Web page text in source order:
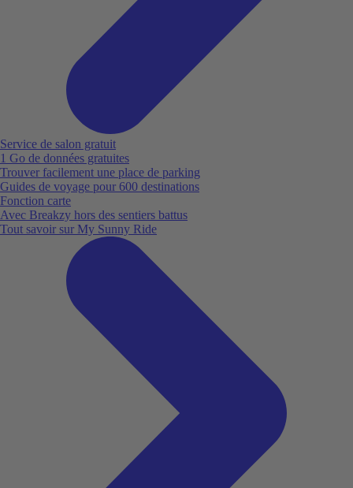
Service de salon gratuit
1 Go de données gratuites
Trouver facilement une place de parking
Guides de voyage pour 600 destinations
Fonction carte
Avec Breakzy hors des sentiers battus
Tout savoir sur My Sunny Ride